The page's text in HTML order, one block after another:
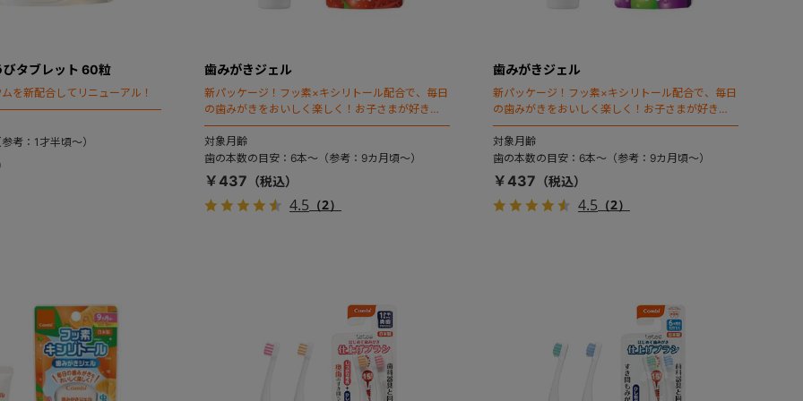
びタブレット 60粒
を新配合してリニューアル！
考：1才半頃～）
歯みがきジェル
新パッケージ！フッ素×キシリトール配合で、毎日
の歯みがきをおいしく楽しく！お子さまが好きな
３つのフルーツ味。
対象月齢
歯の本数の目安：6本～（参考：9カ月頃～）
￥437
4.5 （2）
歯みがきジェル
新パッケージ！フッ素×キシリトール配合で、毎日
の歯みがきをおいしく楽しく！お子さまが好きな
３つのフルーツ味。
対象月齢
歯の本数の目安：6本～（参考：9カ月頃～）
￥437
4.5 （2）